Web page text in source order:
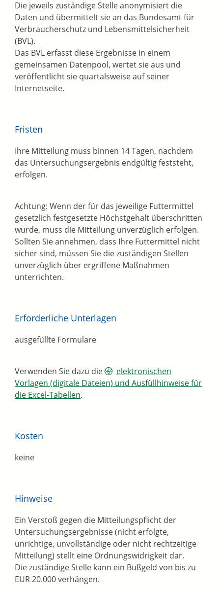
Die jeweils zuständige Stelle anonymisiert die
Daten und übermittelt sie an das Bundesamt für
Verbraucherschutz und Lebensmittelsicherheit
(BVL).
Das BVL erfasst diese Ergebnisse in einem
gemeinsamen Datenpool, wertet sie aus und
veröffentlicht sie quartalsweise auf seiner
Internetseite.
Fristen
Ihre Mitteilung muss binnen 14 Tagen, nachdem
das Untersuchungsergebnis endgültig feststeht,
erfolgen.
Achtung: Wenn der für das jeweilige Futtermittel
gesetzlich festgesetzte Höchstgehalt überschritten
wurde, muss die Mitteilung unverzüglich erfolgen.
Sollten Sie annehmen, dass Ihre Futtermittel nicht
sicher sind, müssen Sie die zuständigen Stellen
unverzüglich über ergriffene Maßnahmen
unterrichten.
Erforderliche Unterlagen
ausgefüllte Formulare
Verwenden Sie dazu die
elektronischen
Vorlagen (digitale Dateien) und Ausfüllhinweise für
die Excel-Tabellen.
Kosten
keine
Hinweise
Ein Verstoß gegen die Mitteilungspflicht der
Untersuchungsergebnisse (nicht erfolgte,
unrichtige, unvollständige oder nicht rechtzeitige
Mitteilung) stellt eine Ordnungswidrigkeit dar.
Die zuständige Stelle kann ein Bußgeld von bis zu
EUR 20.000 verhängen.